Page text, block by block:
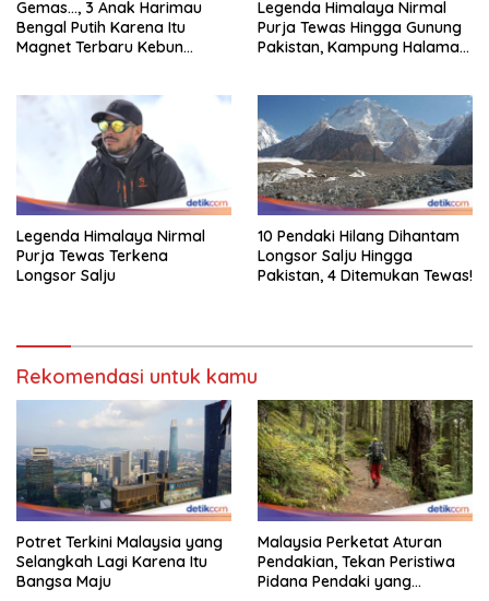
Gemas…, 3 Anak Harimau
Bengal Putih Karena Itu
Magnet Terbaru Kebun
Legenda Himalaya Nirmal
Purja Tewas Hingga Gunung
Pakistan, Kampung Halaman
Legenda Himalaya Nirmal
Purja Tewas Terkena
Longsor Salju
10 Pendaki Hilang Dihantam
Longsor Salju Hingga
Pakistan, 4 Ditemukan Tewas!
Rekomendasi untuk kamu
Potret Terkini Malaysia yang
Selangkah Lagi Karena Itu
Bangsa Maju
Malaysia Perketat Aturan
Pendakian, Tekan Peristiwa
Pidana Pendaki yang